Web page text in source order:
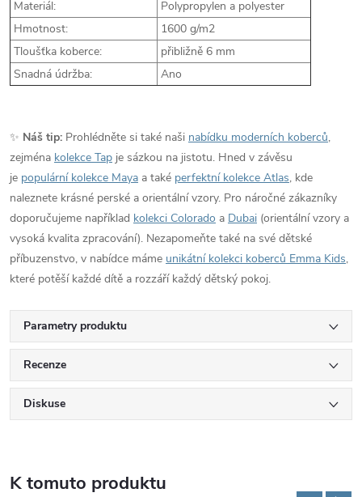
Materiál:
Polypropylen a polyester
Hmotnost:
1600 g/m2
Tloušťka koberce:
přibližně 6 mm
Snadná údržba:
Ano
✨ Náš tip: Prohlédněte si také naši nabídku moderních koberců,
zejména kolekce Tap je sázkou na jistotu. Hned v závěsu
je populární kolekce Maya a také perfektní kolekce Atlas, kde
naleznete krásné perské a orientální vzory. Pro náročné zákazníky
doporučujeme například kolekci Colorado a Dubai (orientální vzory a
vysoká kvalita zpracování). Nezapomeňte také na své dětské
příbuzenstvo, v nabídce máme unikátní kolekci koberců Emma Kids,
které potěší každé dítě a rozzáří každý dětský pokoj.
Parametry produktu
Recenze
Diskuse
K tomuto produktu